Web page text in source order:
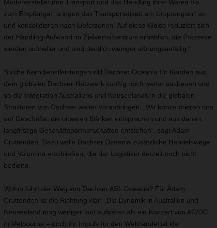
Modehersteller den Transport und das Handling ihrer Waren bis
zum Empfänger, bringen das Transportetikett am Ursprungsort an
und konsolidieren nach Lieferzonen. Auf diese Weise reduziert sich
der Handling-Aufwand im Zielverteilzentrum erheblich, die Prozesse
werden schneller und sind deutlich weniger störungsanfällig.“
Solche Kerndienstleistungen will Dachser Oceania für Kunden aus
dem globalen Dachser-Netzwerk künftig noch weiter ausbauen und
so die Integration Australiens und Neuseelands in die globalen
Strukturen von Dachser weiter voranbringen. „Wir konzentrieren uns
auf Geschäfte, die unseren Stärken entsprechen und aus denen
langfristige Geschäftspartnerschaften entstehen“, sagt Adam
Cruttenden. Dazu wolle Dachser Oceania zusätzliche Handelswege
und Volumina erschließen, die der Logistiker derzeit noch nicht
bediene.
Wohin führt der Weg von Dachser ASL Oceania? Für Adam
Cruttenden ist die Richtung klar: „Die Dynamik in Australien und
Neuseeland mag weniger laut auftreten als ein Konzert von AC/DC
in Melbourne – doch ihr Impuls für den Welthandel ist klar